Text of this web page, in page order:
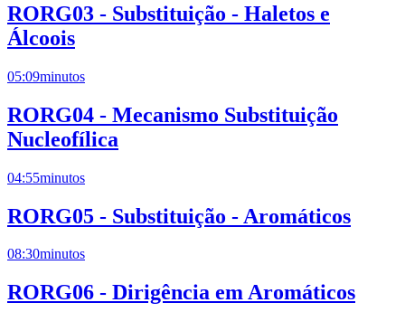
RORG03 - Substituição - Haletos e
Álcoois
05:09minutos
RORG04 - Mecanismo Substituição
Nucleofílica
04:55minutos
RORG05 - Substituição - Aromáticos
08:30minutos
RORG06 - Dirigência em Aromáticos